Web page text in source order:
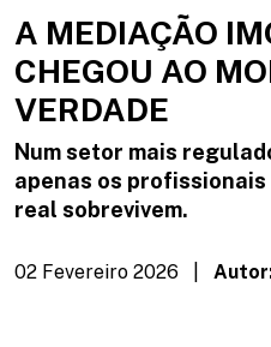
A MEDIAÇÃO
CHEGOU AO
VERDADE
Num setor mais
apenas os
real sobrevivem.
02 Fevereiro 2026 |